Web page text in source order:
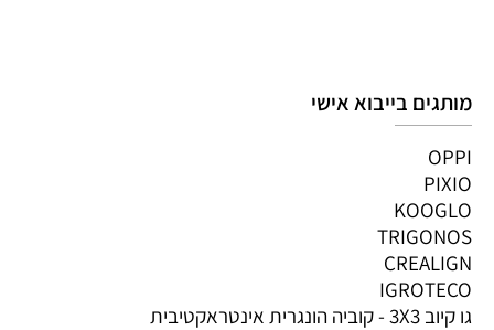
מותגים בייבוא אישי
OPPI
PIXIO
KOOGLO
TRIGONOS
CREALIGN
IGROTECO
גו קיוב 3X3 - קוביה הונגרית אינטראקטיבית